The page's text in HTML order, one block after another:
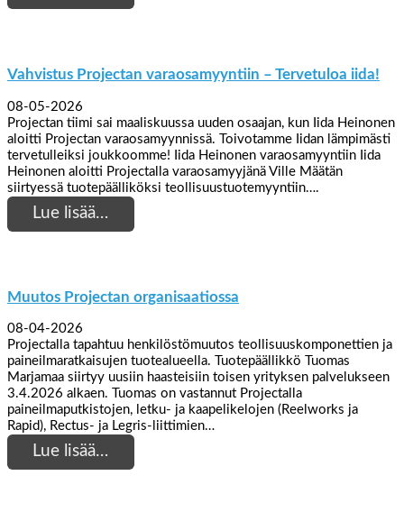
Vahvistus Projectan varaosamyyntiin – Tervetuloa iida!
08-05-2026
Projectan tiimi sai maaliskuussa uuden osaajan, kun Iida Heinonen
aloitti Projectan varaosamyynnissä. Toivotamme Iidan lämpimästi
tervetulleiksi joukkoomme! Iida Heinonen varaosamyyntiin Iida
Heinonen aloitti Projectalla varaosamyyjänä Ville Määtän
siirtyessä tuotepäälliköksi teollisuustuotemyyntiin….
Lue lisää…
Muutos Projectan organisaatiossa
08-04-2026
Projectalla tapahtuu henkilöstömuutos teollisuuskomponettien ja
paineilmaratkaisujen tuotealueella. Tuotepäällikkö Tuomas
Marjamaa siirtyy uusiin haasteisiin toisen yrityksen palvelukseen
3.4.2026 alkaen. Tuomas on vastannut Projectalla
paineilmaputkistojen, letku- ja kaapelikelojen (Reelworks ja
Rapid), Rectus- ja Legris-liittimien…
Lue lisää…